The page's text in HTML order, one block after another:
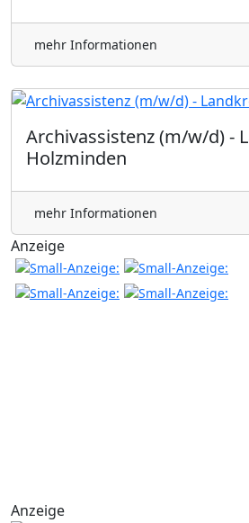
mehr Informationen
Archivassistenz (m/w/d) -
Holzminden
mehr Informationen
Anzeige
Anzeige